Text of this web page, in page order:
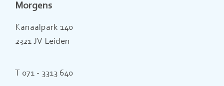
Morgens
Kanaalpark 140
2321 JV Leiden
T 071 - 3313 640